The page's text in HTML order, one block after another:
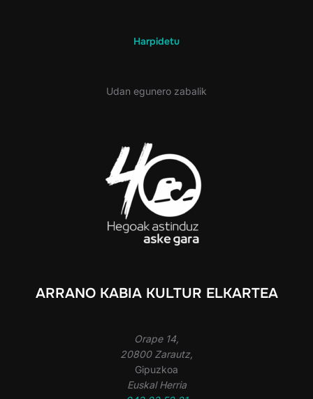
Harpidetu
Udan egunero zabalik
ARRANO KABIA KULTUR ELKARTEA
Orape 14,
20800 Zarautz,
Gipuzkoa
Euskal Herria